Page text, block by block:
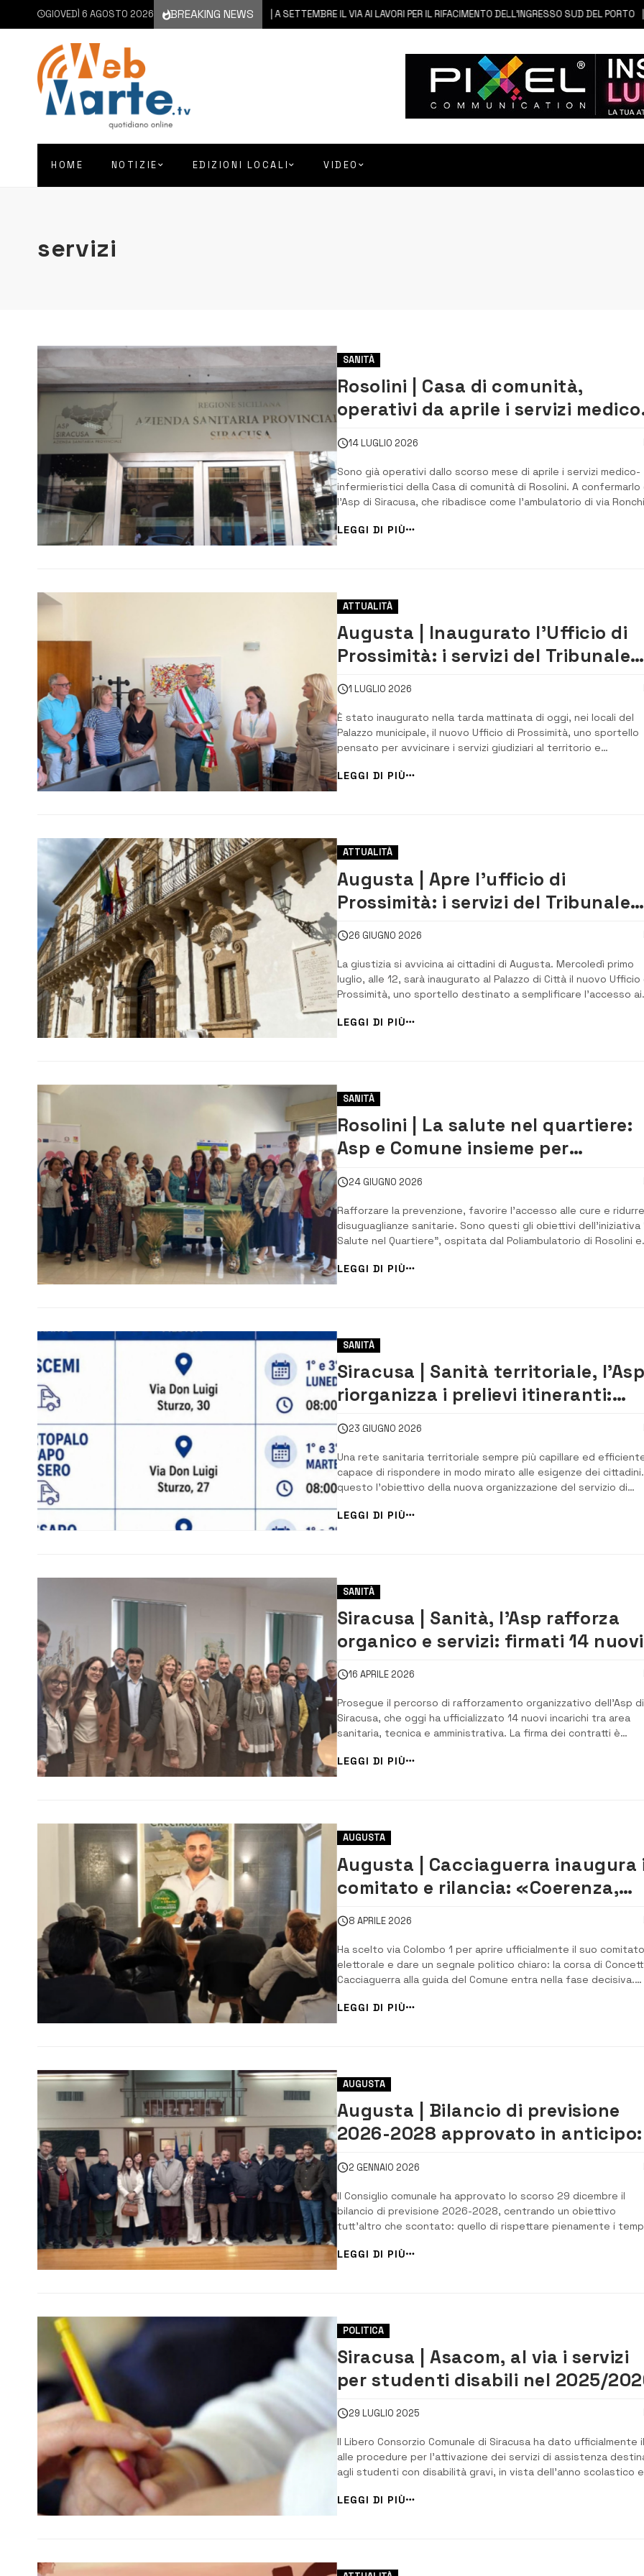
GIOVEDÌ 6 AGOSTO 2026 BREAKING NEWS
6 AGOSTO 2026 CATANIA | A SETTEMBRE IL VIA AI LAVORI PER IL RIFACIMENTO DELL’INGRESSO SUD DEL PORTO 6
HOME NOTIZIE EDIZIONI LOCALI VIDEO
servizi
SANITÀ
Rosolini | Casa di comunità,
operativi da aprile i servizi
infermieristici per il territorio
14 LUGLIO 2026
Sono già operativi dallo scorso mese di aprile i servizi medico-
infermieristici della Casa di comunità di Rosolini. A confermarlo
l’Asp di Siracusa, che ribadisce come l’ambulatorio di via
sia regolarmente attivo e a disposizione dei cittadini di Rosolini
dei comuni limitrofi della zona sud della provincia. L’avv...
LEGGI DI PIÙ
ATTUALITÀ
Augusta | Inaugurato l’Ufficio di
Prossimità: i servizi del Tribunale
arrivano in Comune [VIDEO]
1 LUGLIO 2026
È stato inaugurato nella tarda mattinata di oggi, nei locali del
Palazzo municipale, il nuovo Ufficio di Prossimità, uno sportello
pensato per avvicinare i servizi giudiziari al territorio e
L’iniziativa nasce dalla collaborazione tra il Comune di Augusta, il
Tribun...
LEGGI DI PIÙ
ATTUALITÀ
Augusta | Apre l’ufficio di
Prossimità: i servizi del Tribunale
arrivano in Comune
26 GIUGNO 2026
La giustizia si avvicina ai cittadini di Augusta. Mercoledì primo
luglio, alle 12, sarà inaugurato al Palazzo di Città il nuovo Ufficio
Prossimità, uno sportello destinato a semplificare l’accesso ai
servizi giudiziari e a ridurre gli spostamenti verso il Tribunale di
Siracusa. Il servizio permetterà infatti di gestire direttamente
LEGGI DI PIÙ
SANITÀ
Rosolini | La salute nel quartiere:
Asp e Comune insieme per
avvicinare i servizi ai cittadini
24 GIUGNO 2026
Rafforzare la prevenzione, favorire l’accesso alle cure e
disuguaglianze sanitarie. Sono questi gli obiettivi dell’iniziativa
Salute nel Quartiere”, ospitata dal Poliambulatorio di Rosolini e
promossa dall’Asp di Siracusa in collaborazione con
l’Amministrazione comunale nell’ambito del Programma nazionale
equità nella Salute 202...
LEGGI DI PIÙ
SANITÀ
Siracusa | Sanità territoriale, l’Asp
riorganizza i prelievi itineranti:
servizi più efficienti e vicini ai
cittadini
23 GIUGNO 2026
Una rete sanitaria territoriale sempre più capillare ed
capace di rispondere in modo mirato alle esigenze dei cittadini.
questo l’obiettivo della nuova organizzazione del servizio di
entrerà in vigore a partire da lunedì 29 giugno 2026. La
rimodulazione del serv...
LEGGI DI PIÙ
SANITÀ
Siracusa | Sanità, l’Asp rafforza
organico e servizi: firmati 14 nuovi
incarichi
16 APRILE 2026
Prosegue il percorso di rafforzamento organizzativo dell’Asp di
Siracusa, che oggi ha ufficializzato 14 nuovi incarichi tra area
sanitaria, tecnica e amministrativa. La firma dei contratti è
commissario straordinario Gioacchino Iraci e del direttore delle
Risorse umane Lavinia Lo C...
LEGGI DI PIÙ
AUGUSTA
Augusta | Cacciaguerra inaugura
comitato e rilancia: «Coerenza,
libertà e un programma
8 APRILE 2026
Ha scelto via Colombo 1 per aprire ufficialmente il suo comitato
elettorale e dare un segnale politico chiaro: la corsa di
Cacciaguerra alla guida del Comune entra nella fase decisiva.
Un’inaugurazione che non è stata soltanto simbolica, ma anche
l’occasione per tracciare un bilancio del lavoro svolto e,
soprattutto, per mettere nero ...
LEGGI DI PIÙ
AUGUSTA
Augusta | Bilancio di previsione
2026-2028 approvato in
Comune accelera sulla
programmazione
2 GENNAIO 2026
Il Consiglio comunale ha approvato lo scorso 29 dicembre il
bilancio di previsione 2026-2028, centrando un obiettivo
tutt’altro che scontato: quello di rispettare pienamente i
dicembre, spesso prorogata negli anni successivi fino al mese
febbraio. Un’approvazione arrivata ...
LEGGI DI PIÙ
POLITICA
Siracusa | Asacom, al via i servizi
per studenti disabili nel 2025/
29 LUGLIO 2025
Il Libero Consorzio Comunale di Siracusa ha dato ufficialmente
alle procedure per l’attivazione dei servizi di assistenza
agli studenti con disabilità gravi, in vista dell’anno scolastico e
deliberazione presidenziale numero 51 del 21 luglio 2025. Tra i
LEGGI DI PIÙ